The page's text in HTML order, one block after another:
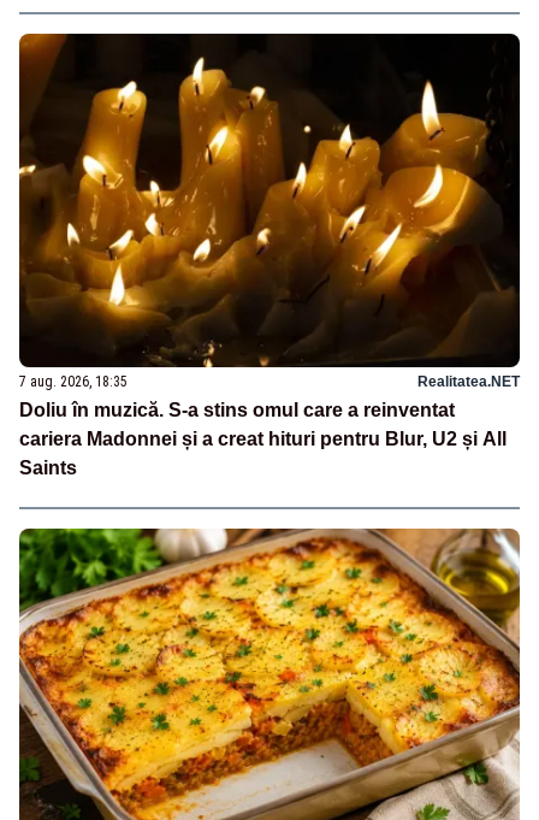
7 aug. 2026, 18:35 Realitatea.NET
Doliu în muzică. S-a stins omul care a reinventat
cariera Madonnei și a creat hituri pentru Blur, U2 și All
Saints